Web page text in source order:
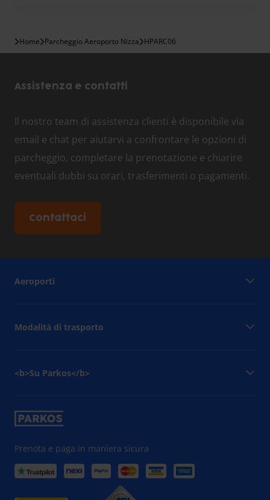
Home Parcheggio Aeroporto Nizza HPARC06
Assistenza e contatti
Il nostro team di assistenza clienti è disponibile via
email e chat per aiutarvi a confrontare le opzioni di
parcheggio, completare la prenotazione e chiarire
eventuali dubbi su orari, trasferimenti o pagamenti.
Contattaci
Prenota e paga in maniera sicura
Aeroporti
Modalità di trasporto
<b>Su Parkos</b>